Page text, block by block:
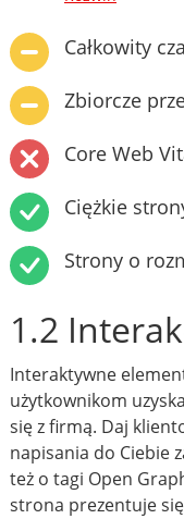
Całkowity
Zbiorcze
Core Web
Ciężkie
Strony o
1.2
Interaktywne
użytkownikom
się z firmą. Daj
napisania do Ciebie
też o tagi Open
strona prezentuje